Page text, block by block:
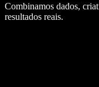
Combinamos dados,
resultados reais.